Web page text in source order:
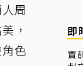
周
，
色
即
賈